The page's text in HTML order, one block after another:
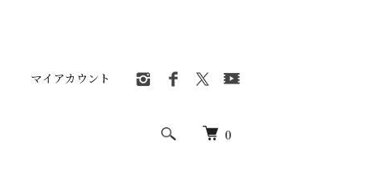
0
マイアカウント